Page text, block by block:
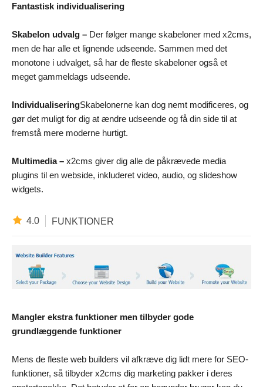
Fantastisk individualisering
Skabelon udvalg – Der følger mange skabeloner med x2cms,
men de har alle et lignende udseende. Sammen med det
monotone i udvalget, så har de fleste skabeloner også et
meget gammeldags udseende.
IndividualiseringSkabelonerne kan dog nemt modificeres, og
gør det muligt for dig at ændre udseende og få din side til at
fremstå mere moderne hurtigt.
Multimedia – x2cms giver dig alle de påkrævede media
plugins til en webside, inkluderet video, audio, og slideshow
widgets.
4.0 FUNKTIONER
Mangler ekstra funktioner men tilbyder gode
grundlæggende funktioner
Mens de fleste web builders vil afkræve dig lidt mere for SEO-
funktioner, så tilbyder x2cms dig marketing pakker i deres